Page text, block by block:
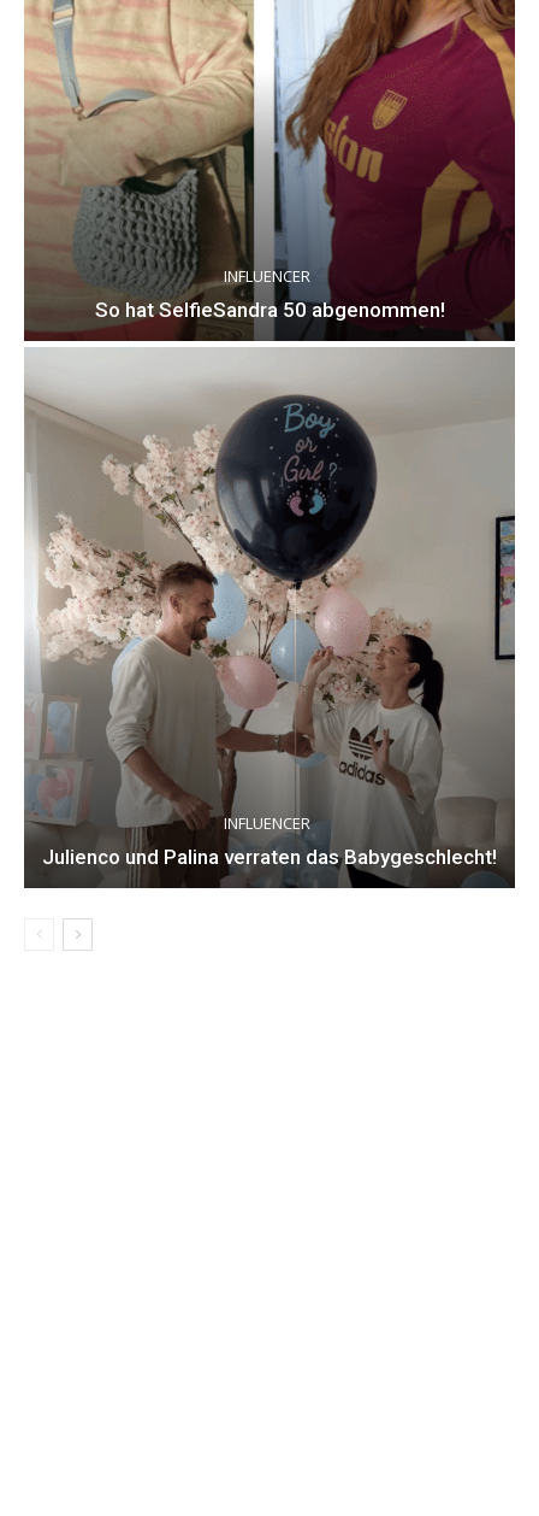
INFLUENCER
So hat SelfieSandra 50 abgenommen!
INFLUENCER
Julienco und Palina verraten das Babygeschlecht!